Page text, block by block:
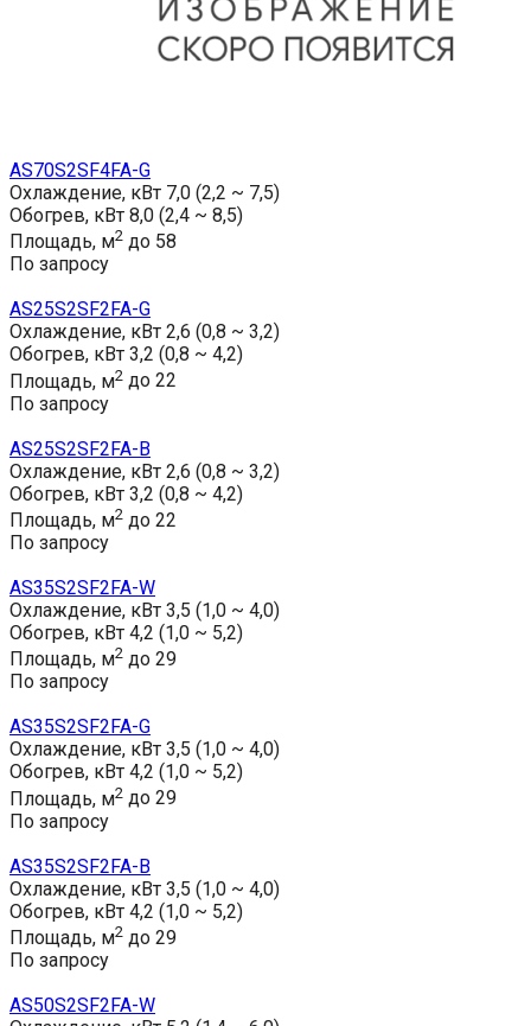
AS70S2SF4FA-G
Охлаждение, кВт 7,0 (2,2 ~ 7,5)
Обогрев, кВт 8,0 (2,4 ~ 8,5)
Площадь, м2 до 58
По запросу
AS25S2SF2FA-G
Охлаждение, кВт 2,6 (0,8 ~ 3,2)
Обогрев, кВт 3,2 (0,8 ~ 4,2)
Площадь, м2 до 22
По запросу
AS25S2SF2FA-B
Охлаждение, кВт 2,6 (0,8 ~ 3,2)
Обогрев, кВт 3,2 (0,8 ~ 4,2)
Площадь, м2 до 22
По запросу
AS35S2SF2FA-W
Охлаждение, кВт 3,5 (1,0 ~ 4,0)
Обогрев, кВт 4,2 (1,0 ~ 5,2)
Площадь, м2 до 29
По запросу
AS35S2SF2FA-G
Охлаждение, кВт 3,5 (1,0 ~ 4,0)
Обогрев, кВт 4,2 (1,0 ~ 5,2)
Площадь, м2 до 29
По запросу
AS35S2SF2FA-B
Охлаждение, кВт 3,5 (1,0 ~ 4,0)
Обогрев, кВт 4,2 (1,0 ~ 5,2)
Площадь, м2 до 29
По запросу
AS50S2SF2FA-W